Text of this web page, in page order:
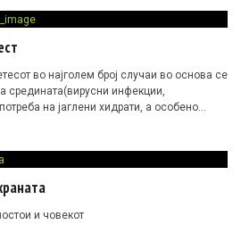
во најголем број случаи во основа се
средината(вирусни инфекции,
на јаглени хидрати, а особено
и човекот